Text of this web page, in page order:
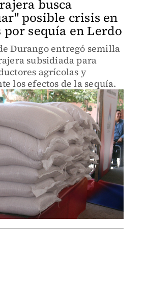
busca
posible crisis en
por sequía en Lerdo
Durango entregó semilla
subsidiada para
agrícolas y
los efectos de la sequía.